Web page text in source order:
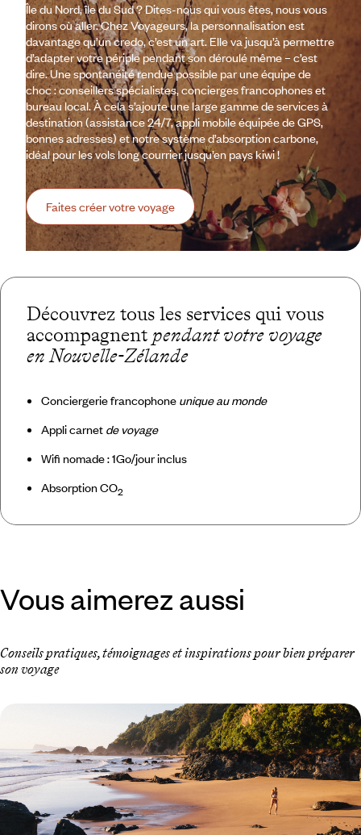
Île du Nord, île du Sud ? Dites-nous qui vous êtes, nous vous
dirons où aller. Chez Voyageurs, la personnalisation est
davantage qu’un credo, c’est un art. Elle va jusqu’à permettre
d’adapter votre périple pendant son déroulé même – c’est
dire. Une spontanéité rendue possible par une équipe de
choc : conseillers spécialistes, concierges francophones et
bureau local. À cela s’ajoute une large gamme de services à
destination (assistance 24/7, appli mobile équipée de GPS,
bonnes adresses) et notre système d’absorption carbone,
idéal pour les vols long courrier jusqu’en pays kiwi !
Faites créer votre voyage
Découvrez tous les services qui vous
accompagnent pendant votre voyage
en Nouvelle-Zélande
Conciergerie francophone unique au monde
Appli carnet de voyage
Wifi nomade : 1Go/jour inclus
Absorption CO2
Vous aimerez aussi
Conseils pratiques, témoignages et inspirations pour bien préparer
son voyage